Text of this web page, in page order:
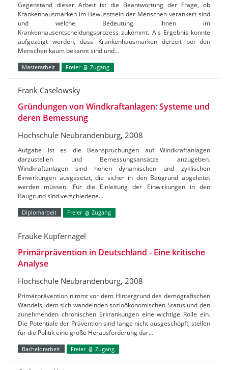
Gegenstand dieser Arbeit ist die Beantwortung der Frage, ob
Krankenhausmarken im Bewusstsein der Menschen verankert sind
und welche Bedeutung ihnen im
Krankenhausentscheidungsprozess zukommt. Als Ergebnis konnte
aufgezeigt werden, dass Krankenhausmarken derzeit bei den
Menschen kaum bekannt sind und…
Masterarbeit Freier Zugang
Frank Caselowsky
Gründungen von Windkraftanlagen: Systeme und
deren Bemessung
Hochschule Neubrandenburg, 2008
Aufgabe ist es die Beanspruchungen auf Windkraftanlagen
darzustellen und Bemessungsansätze anzugeben.
Windkraftanlagen sind hohen dynamischen und zyklischen
Einwirkungen ausgesetzt, die sicher in den Baugrund abgeleitet
werden müssen. Für die Einleitung der Einwirkungen in den
Baugrund sind verschiedene…
Diplomarbeit Freier Zugang
Frauke Kupfernagel
Primärprävention in Deutschland - Eine kritische
Analyse
Hochschule Neubrandenburg, 2008
Primärprävention nimmt vor dem Hintergrund des demografischen
Wandels, dem sich wandelnden sozioökonomischen Status und den
zunehmenden chronischen Erkrankungen eine wichtige Rolle ein.
Die Potentiale der Prävention sind lange nicht ausgeschöpft, stellen
für die Politik eine große Herausforderung dar…
Bachelorarbeit Freier Zugang